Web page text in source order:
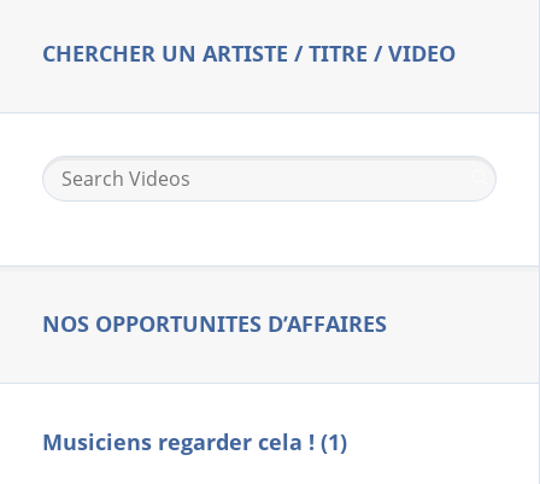
CHERCHER UN ARTISTE / TITRE / VIDEO
NOS OPPORTUNITES D’AFFAIRES
Musiciens regarder cela ! (1)